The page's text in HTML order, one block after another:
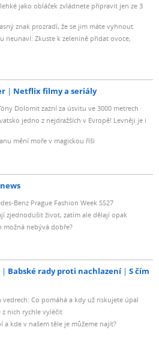
jako obláček zvládnete připravit jen ze 3
znak prozradí, že se jim máte vyhnout
neunaví: Zkuste k zelenině přidat ovoce,
Netflix filmy a seriály
Dolomit zazní za úsvitu ve 3000 metrech
jedno z nejdražších v Evropě! Levněji je i
mění moře v magickou říši
Benz Prague Fashion Week SS27
zjednodušit život, zatím ale dělají opak
možná nebývá dobře?
Babské rady proti nachlazení
S čím
vedrech: Co pomáhá a kdy už riskujete úpal
z nich rychle vyléčit
a kde v našem těle je můžeme najít?